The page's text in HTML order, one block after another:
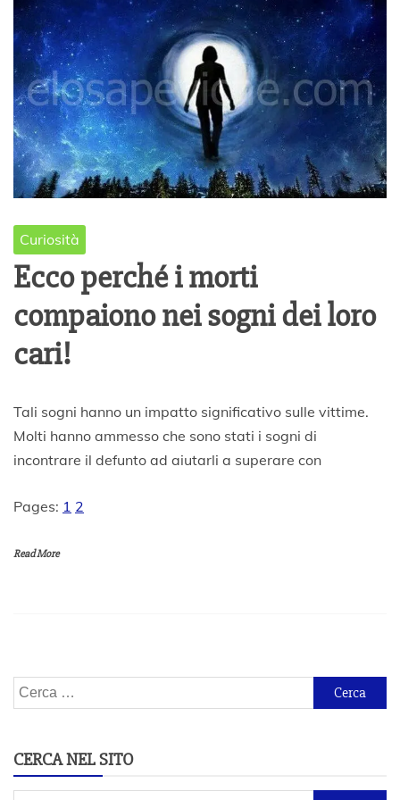
Curiosità
Ecco perché i morti
compaiono nei sogni dei loro
cari!
2
O
t
b
e
Tali sogni hanno un impatto significativo sulle vittime.
Molti hanno ammesso che sono stati i sogni di
incontrare il defunto ad aiutarli a superare con
Pages: 1 2
Read More
Ricerca
per:
CERCA NEL SITO